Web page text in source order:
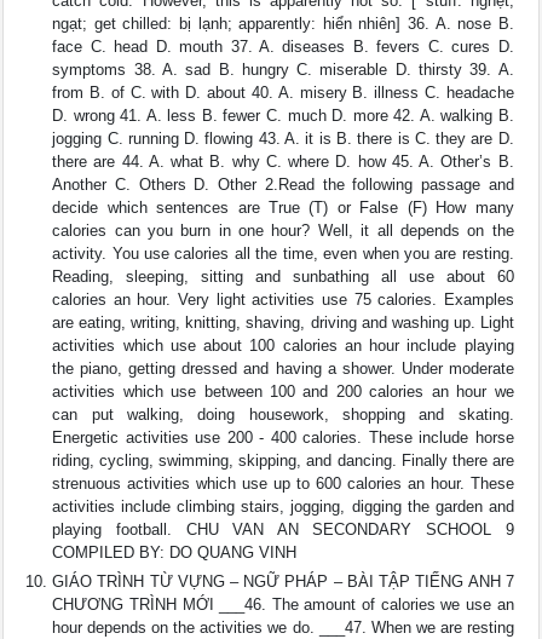
ngạt; get chilled: bị lạnh; apparently: hiển nhiên] 36. A. nose B.
face C. head D. mouth 37. A. diseases B. fevers C. cures D.
symptoms 38. A. sad B. hungry C. miserable D. thirsty 39. A.
from B. of C. with D. about 40. A. misery B. illness C. headache
D. wrong 41. A. less B. fewer C. much D. more 42. A. walking B.
jogging C. running D. flowing 43. A. it is B. there is C. they are D.
there are 44. A. what B. why C. where D. how 45. A. Other’s B.
Another C. Others D. Other 2.Read the following passage and
decide which sentences are True (T) or False (F) How many
calories can you burn in one hour? Well, it all depends on the
activity. You use calories all the time, even when you are resting.
Reading, sleeping, sitting and sunbathing all use about 60
calories an hour. Very light activities use 75 calories. Examples
are eating, writing, knitting, shaving, driving and washing up. Light
activities which use about 100 calories an hour include playing
the piano, getting dressed and having a shower. Under moderate
activities which use between 100 and 200 calories an hour we
can put walking, doing housework, shopping and skating.
Energetic activities use 200 - 400 calories. These include horse
riding, cycling, swimming, skipping, and dancing. Finally there are
strenuous activities which use up to 600 calories an hour. These
activities include climbing stairs, jogging, digging the garden and
playing football. CHU VAN AN SECONDARY SCHOOL 9
COMPILED BY: DO QUANG VINH
GIÁO TRÌNH TỪ VỰNG – NGỮ PHÁP – BÀI TẬP TIẾNG ANH 7
CHƯƠNG TRÌNH MỚI ___46. The amount of calories we use an
hour depends on the activities we do. ___47. When we are resting